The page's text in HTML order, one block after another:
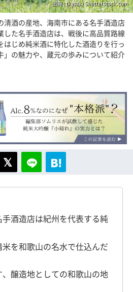
出典 : tkyszk/ Shutterstock.com
清酒の産地、海南市にある名手酒造店
した名手酒造店は、戦後に高品質路線
はじめ純米酒に特化した酒造りを行っ
」の魅力や、蔵元の歩みについて紹介
手酒造店は紀州を代表する純
米を和歌山の名水で仕込んだ
、醸造地としての和歌山の地